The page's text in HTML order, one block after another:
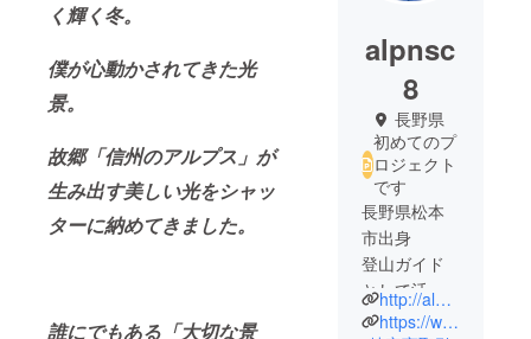
く輝く冬。
僕が心動かされてきた光
景。
故郷「信州のアルプス」が
生み出す美しい光をシャッ
ターに納めてきました。
誰にでもある「大切な景
alpnsc
8
長野県
初めてのプ
ロジェクト
です
長野県松本
市出身
登山ガイド
として活動
をしていま
http://alpnsc8.net
https://www.instagram.com/alpnsc8/